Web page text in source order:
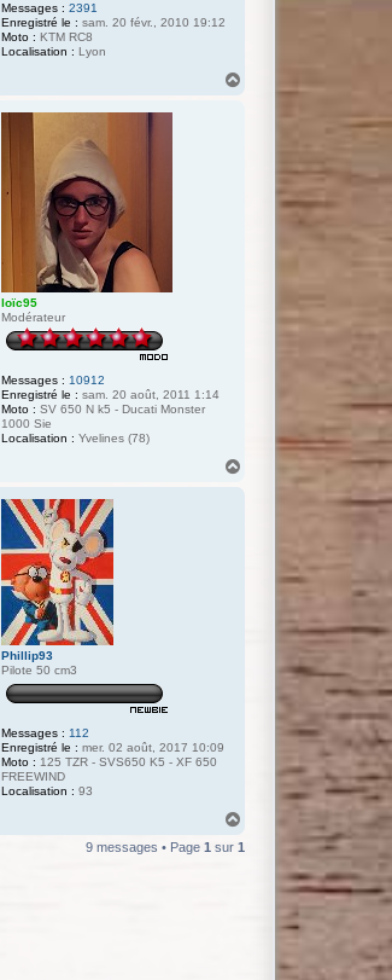
Messages : 2391
Enregistré le : sam. 20 févr., 2010 19:12
Moto : KTM RC8
Localisation : Lyon
loïc95
Modérateur
Messages : 10912
Enregistré le : sam. 20 août, 2011 1:14
Moto : SV 650 N k5 - Ducati Monster
1000 Sie
Localisation : Yvelines (78)
Phillip93
Pilote 50 cm3
Messages : 112
Enregistré le : mer. 02 août, 2017 10:09
Moto : 125 TZR - SVS650 K5 - XF 650
FREEWIND
Localisation : 93
u
9 messages • Page 1 sur 1